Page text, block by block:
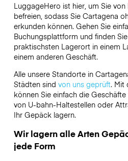
LuggageHero ist hier, um Sie
befreien, sodass Sie Cartagena
erkunden können. Gehen Sie
Buchungsplattform und finden
praktischsten Lagerort in einem
einem anderen Geschäft.
Alle unsere Standorte in
Städten sind von uns geprüft. Mit
können Sie einfach die
von U-bahn-Haltestellen oder
Ihr Gepäck lagern.
Wir lagern alle Arten
jede Form